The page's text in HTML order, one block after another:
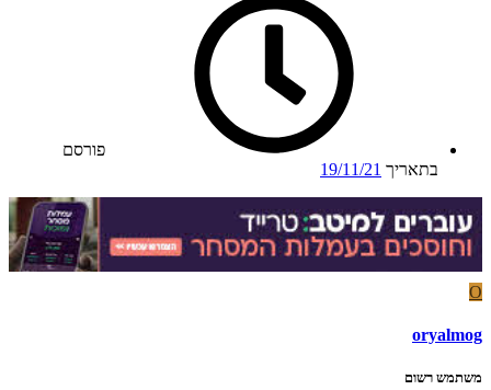
פורסם
בתאריך 19/11/21
O
oryalmog
משתמש רשום